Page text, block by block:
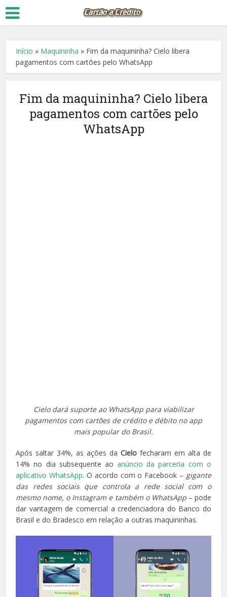
Início » Maquininha » Fim da maquininha? Cielo libera
pagamentos com cartões pelo WhatsApp
Fim da maquininha? Cielo libera
pagamentos com cartões pelo
WhatsApp
Cielo dará suporte ao WhatsApp para viabilizar
pagamentos com cartões de crédito e débito no app
mais popular do Brasil.
Após saltar 34%, as ações da Cielofecharam em alta de
14% no dia subsequente aoanúncio da parceria com o
aplicativo WhatsApp. O acordo com o Facebook – gigante
das redes sociais que controla a rede social com o
mesmo nome, o Instagram e também o WhatsApp– pode
dar vantagem de comercial a credenciadora do Banco do
Brasil e do Bradesco em relação a outras maquininhas.